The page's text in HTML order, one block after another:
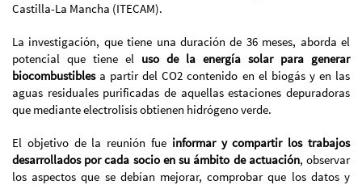
Castilla-La Mancha (ITECAM).
La investigación, que tiene una duración de 36 meses, aborda el
potencial que tiene el uso de la energía solar para generar
biocombustibles a partir del CO2 contenido en el biogás y en las
aguas residuales purificadas de aquellas estaciones depuradoras
que mediante electrolisis obtienen hidrógeno verde.
El objetivo de la reunión fue informar y compartir los trabajos
desarrollados por cada socio en su ámbito de actuación, observar
los aspectos que se debían mejorar, comprobar que los datos y